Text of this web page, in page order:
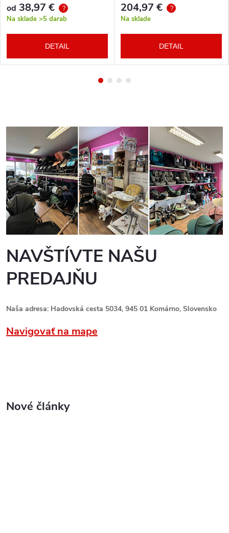
od 38,97 € ?
Na sklade >5 darab
DETAIL
204,97 € ?
Na sklade
DETAIL
NAVŠTÍVTE NAŠU
PREDAJŇU
Naša adresa: Hadovská cesta 5034, 945 01 Komárno, Slovensko
Navigovať na mape
Nové články